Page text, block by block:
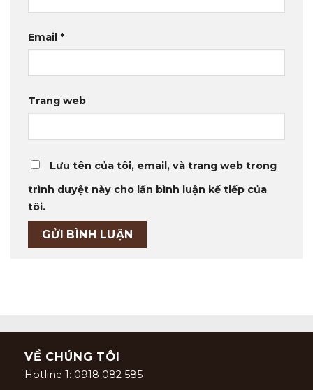
Email *
Trang web
Lưu tên của tôi, email, và trang web trong
trình duyệt này cho lần bình luận kế tiếp của
tôi.
VỀ CHÚNG TÔI
Hotline 1: 0918 082 585